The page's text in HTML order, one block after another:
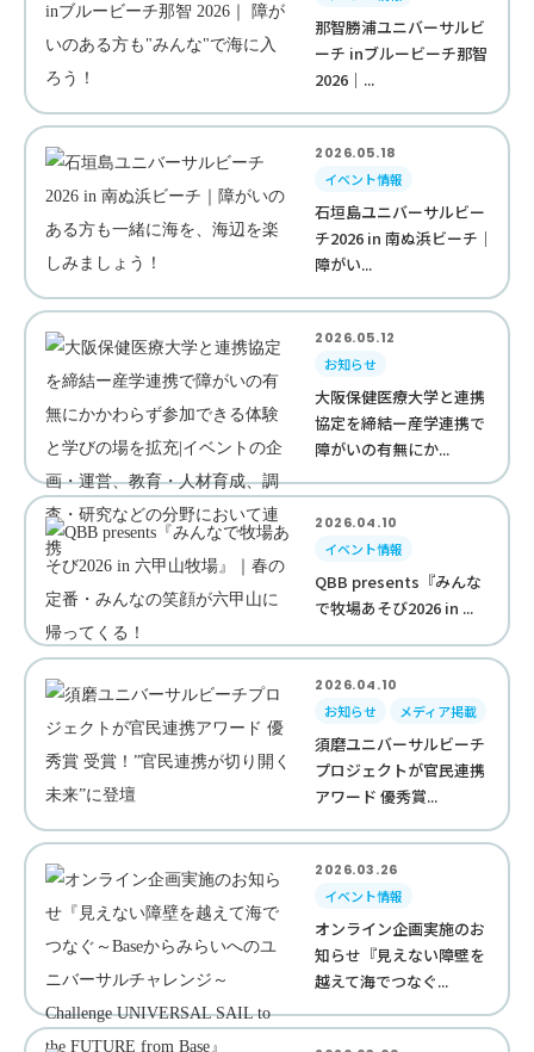
那智勝浦ユニバーサルビ
ーチ inブルービーチ那智
2026｜...
2026.05.18
イベント情報
石垣島ユニバーサルビー
チ2026 in 南ぬ浜ビーチ｜
障がい...
2026.05.12
お知らせ
大阪保健医療大学と連携
協定を締結ー産学連携で
障がいの有無にか...
2026.04.10
イベント情報
QBB presents『みんな
で牧場あそび2026 in ...
2026.04.10
お知らせ
メディア掲載
須磨ユニバーサルビーチ
プロジェクトが官民連携
アワード 優秀賞...
2026.03.26
イベント情報
オンライン企画実施のお
知らせ『見えない障壁を
越えて海でつなぐ...